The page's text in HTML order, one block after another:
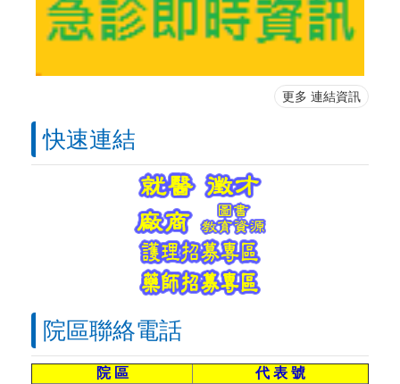
更多 連結資訊
快速連結
院區聯絡電話
院 區
代 表 號